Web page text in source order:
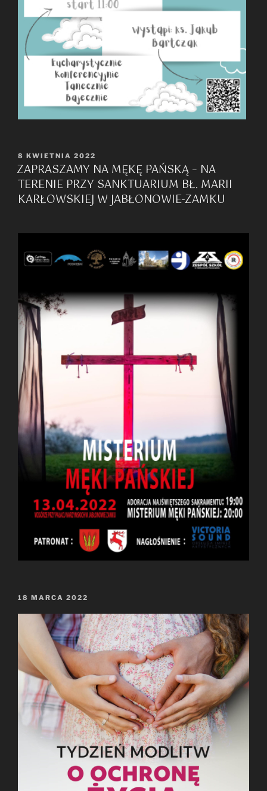
OPUBLIKOWANE
W
8 KWIETNIA 2022
ZAPRASZAMY NA MĘKĘ PAŃSKĄ – NA
TERENIE PRZY SANKTUARIUM BŁ. MARII
KARŁOWSKIEJ W JABŁONOWIE-ZAMKU
OPUBLIKOWANE
18 MARCA 2022